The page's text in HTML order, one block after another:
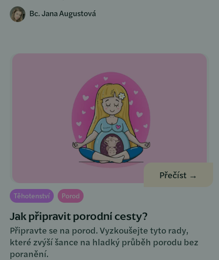
Bc. Jana Augustová
Přečíst →
Těhotenství Porod
Jak připravit porodní cesty?
Připravte se na porod. Vyzkoušejte tyto rady,
které zvýší šance na hladký průběh porodu bez
poranění.